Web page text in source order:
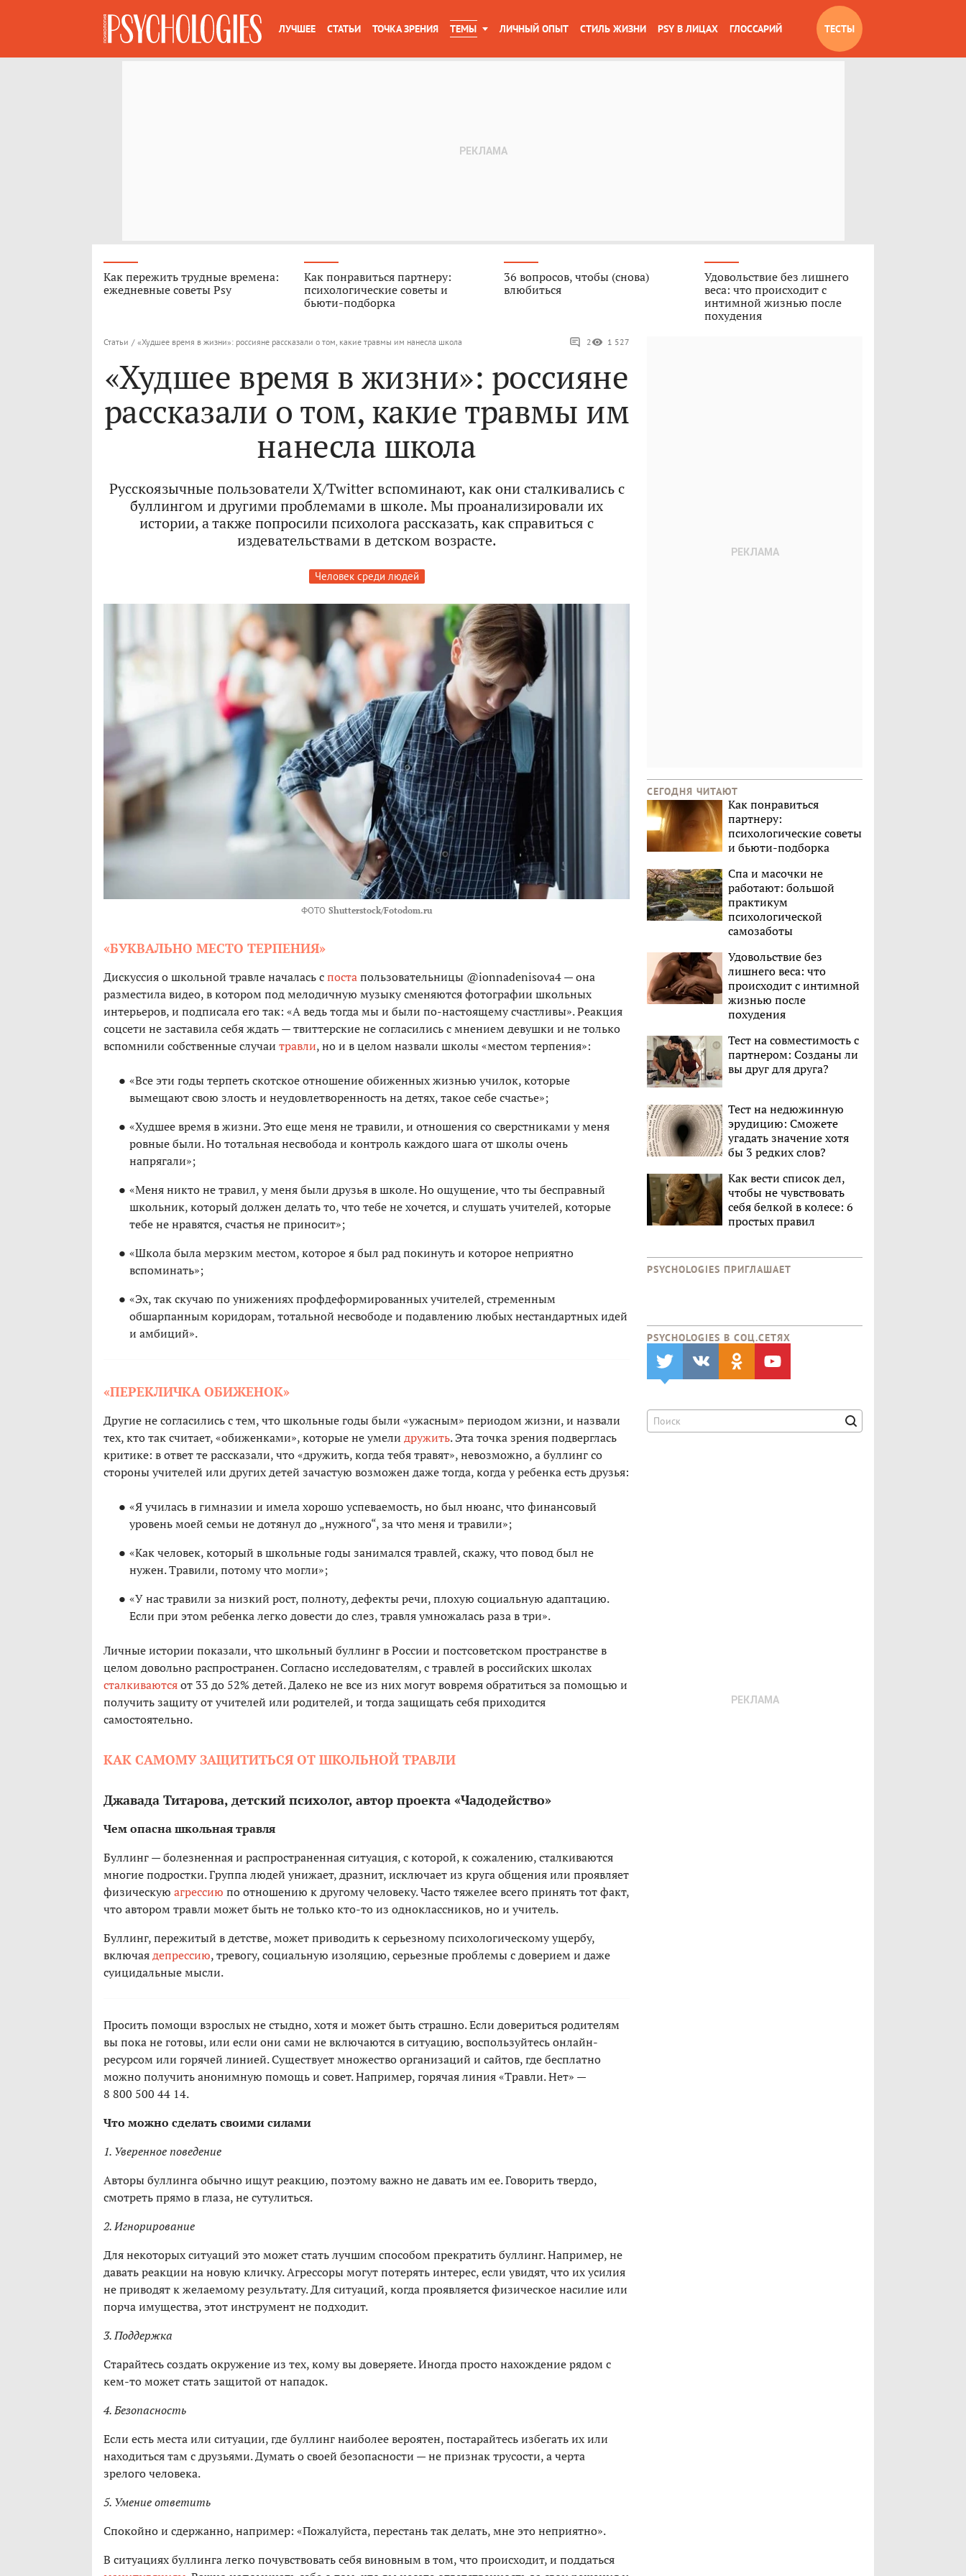
ЛУЧШЕЕ СТАТЬИ ТОЧКА ЗРЕНИЯ ТЕМЫ ЛИЧНЫЙ ОПЫТ СТИЛЬ ЖИЗНИ PSY В ЛИЦАХ ГЛОССАРИЙ ТЕСТЫ
Как пережить трудные времена:
ежедневные советы Psy
Как понравиться партнеру:
психологические советы и
бьюти-подборка
36 вопросов, чтобы (снова)
влюбиться
Удовольствие без лишнего
веса: что происходит с
интимной жизнью после
похудения
Статьи / «Худшее время в жизни»: россияне рассказали о том, какие травмы им нанесла школа 2 1 527
«Худшее время в жизни»: россияне
рассказали о том, какие травмы им
нанесла школа
Русскоязычные пользователи X/Twitter вспоминают, как они сталкивались с
буллингом и другими проблемами в школе. Мы проанализировали их
истории, а также попросили психолога рассказать, как справиться с
издевательствами в детском возрасте.
Человек среди людей
ФОТО Shutterstock/Fotodom.ru
«БУКВАЛЬНО МЕСТО ТЕРПЕНИЯ»
Дискуссия о школьной травле началась спостапользовательницы @ionnadenisova4 — она
разместила видео, в котором под мелодичную музыку сменяются фотографии школьных
интерьеров, и подписала его так: «А ведь тогда мы и были по-настоящему счастливы». Реакция
соцсети не заставила себя ждать — твиттерские не согласились с мнением девушки и не только
вспомнили собственные случаи травли, но и в целом назвали школы «местом терпения»:
«Все эти годы терпеть скотское отношение обиженных жизнью училок, которые
вымещают свою злость и неудовлетворенность на детях, такое себе счастье»;
«Худшее время в жизни. Это еще меня не травили, и отношения со сверстниками у меня
ровные были. Но тотальная несвобода и контроль каждого шага от школы очень
напрягали»;
«Меня никто не травил, у меня были друзья в школе. Но ощущение, что ты бесправный
школьник, который должен делать то, что тебе не хочется, и слушать учителей, которые
тебе не нравятся, счастья не приносит»;
«Школа была мерзким местом, которое я был рад покинуть и которое неприятно
вспоминать»;
«Эх, так скучаю по унижениях профдеформированных учителей, стременным
обшарпанным коридорам, тотальной несвободе и подавлению любых нестандартных идей
и амбиций».
«ПЕРЕКЛИЧКА ОБИЖЕНОК»
Другие не согласились с тем, что школьные годы были «ужасным» периодом жизни, и назвали
тех, кто так считает, «обиженками», которые не умели дружить. Эта точка зрения подверглась
критике: в ответ те рассказали, что «дружить, когда тебя травят», невозможно, а буллинг со
стороны учителей или других детей зачастую возможен даже тогда, когда у ребенка есть друзья:
«Я училась в гимназии и имела хорошо успеваемость, но был нюанс, что финансовый
уровень моей семьи не дотянул до „нужного“, за что меня и травили»;
«Как человек, который в школьные годы занимался травлей, скажу, что повод был не
нужен. Травили, потому что могли»;
«У нас травили за низкий рост, полноту, дефекты речи, плохую социальную адаптацию.
Если при этом ребенка легко довести до слез, травля умножалась раза в три».
Личные истории показали, что школьный буллинг в России и постсоветском пространстве в
целом довольно распространен. Согласно исследователям, с травлей в российских школах
сталкиваютсяот 33 до 52% детей. Далеко не все из них могут вовремя обратиться за помощью и
получить защиту от учителей или родителей, и тогда защищать себя приходится
самостоятельно.
КАК САМОМУ ЗАЩИТИТЬСЯ ОТ ШКОЛЬНОЙ ТРАВЛИ
Джавада Титарова, детский психолог, автор проекта «Чадодейство»
Чем опасна школьная травля
Буллинг — болезненная и распространенная ситуация, с которой, к сожалению, сталкиваются
многие подростки. Группа людей унижает, дразнит, исключает из круга общения или проявляет
физическую агрессию по отношению к другому человеку. Часто тяжелее всего принять тот факт,
что автором травли может быть не только кто-то из одноклассников, но и учитель.
Буллинг, пережитый в детстве, может приводить к серьезному психологическому ущербу,
включаядепрессию, тревогу, социальную изоляцию, серьезные проблемы с доверием и даже
суицидальные мысли.
Просить помощи взрослых не стыдно, хотя и может быть страшно. Если довериться родителям
вы пока не готовы, или если они сами не включаются в ситуацию, воспользуйтесь онлайн-
ресурсом или горячей линией. Существует множество организаций и сайтов, где бесплатно
можно получить анонимную помощь и совет. Например, горячая линия «Травли. Нет» —
8 800 500 44 14.
Что можно сделать своими силами
1. Уверенное поведение
Авторы буллинга обычно ищут реакцию, поэтому важно не давать им ее. Говорить твердо,
смотреть прямо в глаза, не сутулиться.
2. Игнорирование
Для некоторых ситуаций это может стать лучшим способом прекратить буллинг. Например, не
давать реакции на новую кличку. Агрессоры могут потерять интерес, если увидят, что их усилия
не приводят к желаемому результату. Для ситуаций, когда проявляется физическое насилие или
порча имущества, этот инструмент не подходит.
3. Поддержка
Старайтесь создать окружение из тех, кому вы доверяете. Иногда просто нахождение рядом с
кем-то может стать защитой от нападок.
4. Безопасность
Если есть места или ситуации, где буллинг наиболее вероятен, постарайтесь избегать их или
находиться там с друзьями. Думать о своей безопасности — не признак трусости, а черта
зрелого человека.
5. Умение ответить
Спокойно и сдержанно, например: «Пожалуйста, перестань так делать, мне это неприятно».
В ситуациях буллинга легко почувствовать себя виновным в том, что происходит, и поддаться
СЕГОДНЯ ЧИТАЮТ
Как понравиться
партнеру:
психологические советы
и бьюти-подборка
Спа и масочки не
работают: большой
практикум
психологической
самозаботы
Удовольствие без
лишнего веса: что
происходит с интимной
жизнью после
похудения
Тест на совместимость с
партнером: Созданы ли
вы друг для друга?
Тест на недюжинную
эрудицию: Сможете
угадать значение хотя
бы 3 редких слов?
Как вести список дел,
чтобы не чувствовать
себя белкой в колесе: 6
простых правил
PSYCHOLOGIES ПРИГЛАШАЕТ
PSYCHOLOGIES В CОЦ.СЕТЯХ